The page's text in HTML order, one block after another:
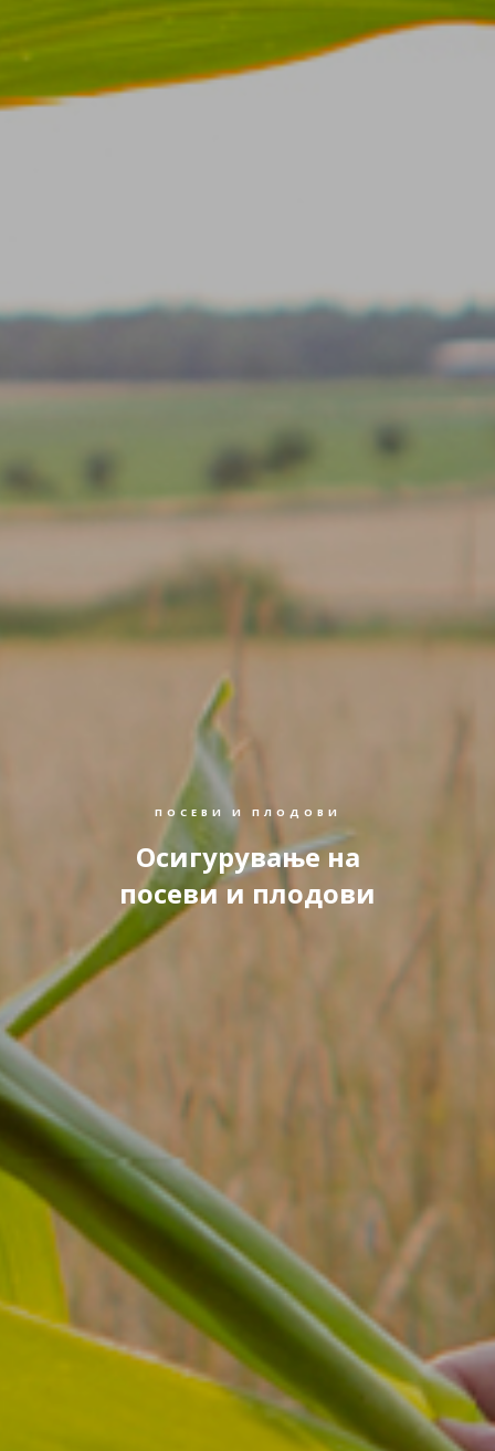
ПОСЕВИ И ПЛОДОВИ
Осигурување на
посеви и плодови